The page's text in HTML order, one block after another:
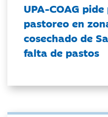
UPA-COAG
pastoreo en
cosechado de
falta de pastos